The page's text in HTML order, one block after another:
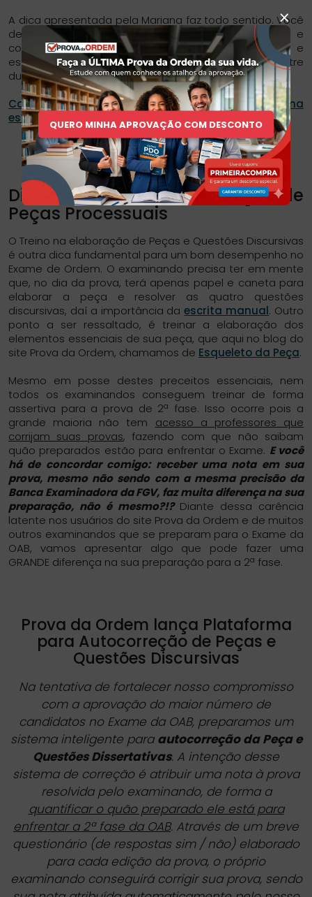
A dica apresentada pela Mariana faz todo sentido. Você
deve fazer sua escolha com base na afinidade e
conhecimento acerca da matéria. Utilize dados e
estatística somente se você estiver em dúvidas entre
duas matérias que você goste MUITO.
Caso você esteja em dúvidas sobre qual disciplina
escolher, clique aqui.
Dica 6 – Exercite a elaboração de
Peças Processuais
O Treino na elaboração de Peças e Questões Discursivas
é outra dica fundamental para um bom desempenho no
Exame de Ordem. O examinando precisa ter em mente
que, no dia da prova, terá apenas papel e caneta para
elaborar a peça e resolver as quatro questões
discursivas, daí a importância daescrita manual. Outro
ponto a ser ressaltado, é treinar a elaboração dos
elementos essenciais de sua peça, que aqui no blog do
site Prova da Ordem, chamamos de Esqueleto da Peça.
Mesmo em posse destes preceitos essenciais, nem
todos os examinandos conseguem treinar de forma
assertiva para a prova de 2ª fase. Isso ocorre pois a
grande maioria não tem acesso a professores que
corrijam suas provas, fazendo com que não saibam
quão preparados estão para enfrentar o Exame. E você
há de concordar comigo: receber uma nota em sua
prova, mesmo não sendo com a mesma precisão da
Banca Examinadora da FGV, faz muita diferença na sua
preparação, não é mesmo?!?Diante dessa carência
latente nos usuários do site Prova da Ordem e de muitos
outros examinandos que se preparam para o Exame da
OAB, vamos apresentar algo que pode fazer uma
GRANDE diferença na sua preparação para a 2ª fase.
Prova da Ordem lança Plataforma
para Autocorreção de Peças e
Questões Discursivas
Na tentativa de fortalecer nosso compromisso
com a aprovação do maior número de
candidatos no Exame da OAB, preparamos um
sistema inteligente para autocorreção da Peça e
Questões Dissertativas. A intenção desse
sistema de correção é atribuir uma nota à prova
resolvida pelo examinando, de forma a
quantificar o quão preparado ele está para
enfrentar a 2ª fase da OAB. Através de um breve
questionário (de respostas sim / não) elaborado
para cada edição da prova, o próprio
examinando conseguirá corrigir sua prova, sendo
×
QUERO MINHA APROVAÇÃO COM DESCONTO